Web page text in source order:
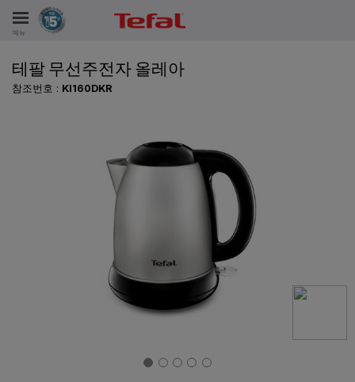
메뉴
테팔 무선주전자 올레아
참조번호 : KI160DKR